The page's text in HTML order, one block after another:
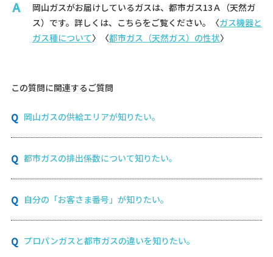
岡山ガスがお届けしているガスは、都市ガス13Ａ（天然ガ
ス）です。詳しくは、こちらをご覧ください。
〈ガス機器と
ガス種について〉〈都市ガス（天然ガス）の性状〉
この質問に関連するご質問
岡山ガスの供給エリアが知りたい。
都市ガスの排出係数について知りたい。
自分の「お客さま番号」が知りたい。
プロパンガスと都市ガスの違いを知りたい。